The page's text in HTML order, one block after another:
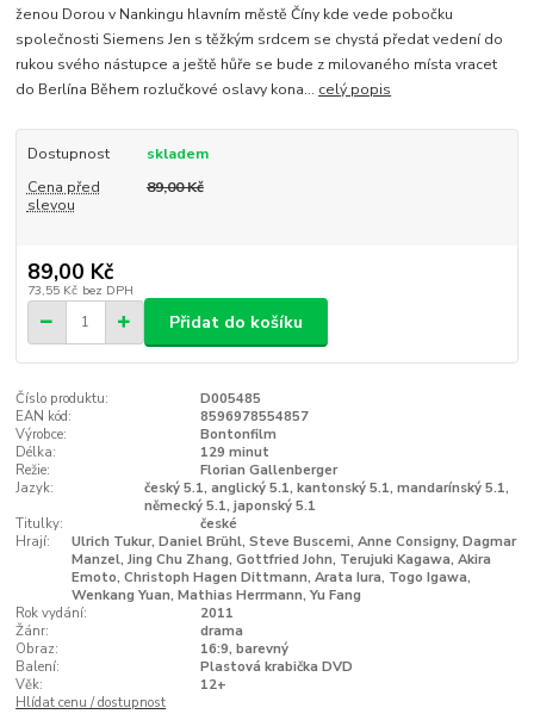
ženou Dorou v Nankingu hlavním městě Číny kde vede pobočku
společnosti Siemens Jen s těžkým srdcem se chystá předat vedení do
rukou svého nástupce a ještě hůře se bude z milovaného místa vracet
do Berlína Během rozlučkové oslavy kona... celý popis
Dostupnost
skladem
Cena před
slevou
89,00 Kč
89,00 Kč
73,55 Kč bez DPH
Přidat do košíku
Číslo produktu:
D005485
EAN kód:
8596978554857
Výrobce:
Bontonfilm
Délka:
129 minut
Režie:
Florian Gallenberger
Jazyk:
český 5.1, anglický 5.1, kantonský 5.1, mandarínský 5.1,
německý 5.1, japonský 5.1
Titulky:
české
Hrají:
Ulrich Tukur, Daniel Brühl, Steve Buscemi, Anne Consigny, Dagmar
Manzel, Jing Chu Zhang, Gottfried John, Terujuki Kagawa, Akira
Emoto, Christoph Hagen Dittmann, Arata Iura, Togo Igawa,
Wenkang Yuan, Mathias Herrmann, Yu Fang
Rok vydání:
2011
Žánr:
drama
Obraz:
16:9, barevný
Balení:
Plastová krabička DVD
Věk:
12+
Hlídat cenu / dostupnost